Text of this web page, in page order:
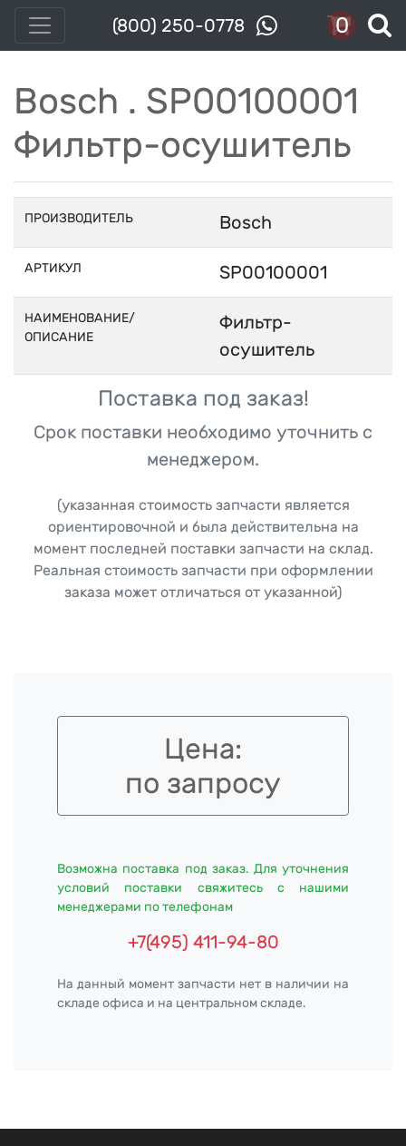
(800) 250-0778 0
Bosch . SP00100001
Фильтр-осушитель
ПРОИЗВОДИТЕЛЬ Bosch
АРТИКУЛ SP00100001
НАИМЕНОВАНИЕ/
ОПИСАНИЕ
Фильтр-
осушитель
Поставка под заказ!
Срок поставки необходимо уточнить с
менеджером.
(указанная стоимость запчасти является
ориентировочной и была действительна на
момент последней поставки запчасти на склад.
Реальная стоимость запчасти при оформлении
заказа может отличаться от указанной)
Цена:
по запросу
Возможна поставка под заказ. Для уточнения
условий поставки свяжитесь с нашими
менеджерами по телефонам
+7(495) 411-94-80
На данный момент запчасти нет в наличии на
складе офиса и на центральном складе.